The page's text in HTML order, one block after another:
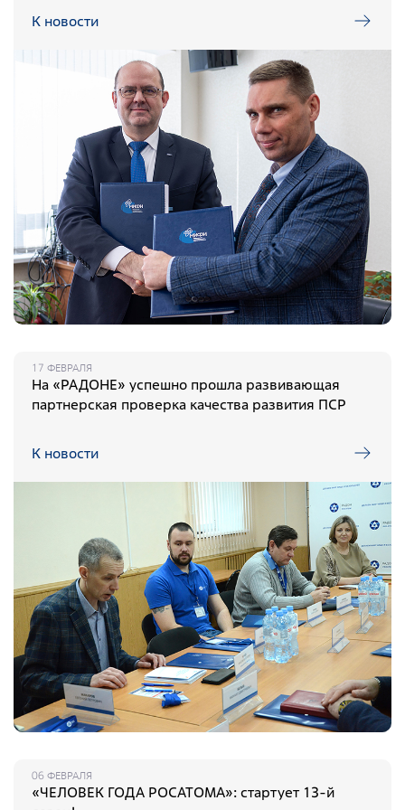
К новости
17 ФЕВРАЛЯ
На «РАДОНЕ» успешно прошла развивающая
партнерская проверка качества развития ПСР
К новости
06 ФЕВРАЛЯ
«ЧЕЛОВЕК ГОДА РОСАТОМА»: стартует 13-й
Северо-Западный территориальный округ
Сибирский территориальный округ
Контроль и прием РАО и ИИИ от организаций-
поставщиков
Транспортирование РАО
Переработка и кондиционирование РАО
Обеспечение безопасного хранения РАО
Обследование объектов и территорий на соответствие
требованиям радиационной безопасности
Обследование радиоактивно загрязненных и
территорий
Проведение оперативных работ по ликвидации
радиационно-аварийных ситуаций
Дезактивация и реабилитация радиоактивно
Дезактивация радиоактивно загрязненной спецодежды,
защитных средств и оборудования
Радиационно-экологический мониторинг объектов
окружающей среды
Радиационный контроль изделий и материалов
Радиационно-экологическое обследование территорий
отводимых под строительство
Индивидуальный дозиметрический контроль
Испытания и аналитическое обеспечение
Формирование радиационно-гигиенических паспортов